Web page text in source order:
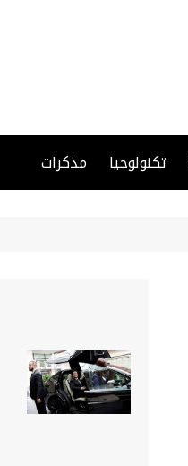
تكنولوجيا مذكرات